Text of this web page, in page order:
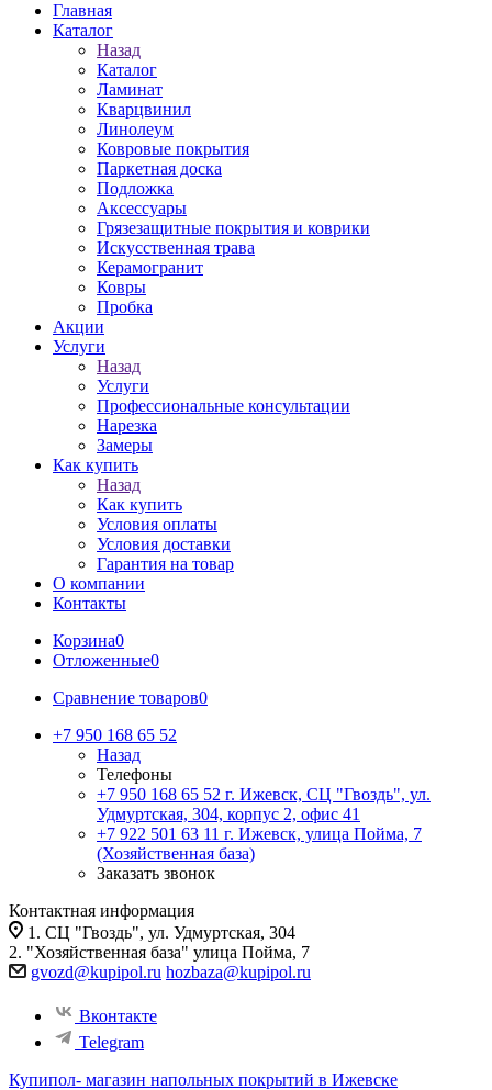
Главная
Каталог
Назад
Каталог
Ламинат
Кварцвинил
Линолеум
Ковровые покрытия
Паркетная доска
Подложка
Аксессуары
Грязезащитные покрытия и коврики
Искусственная трава
Керамогранит
Ковры
Пробка
Акции
Услуги
Назад
Услуги
Профессиональные консультации
Нарезка
Замеры
Как купить
Назад
Как купить
Условия оплаты
Условия доставки
Гарантия на товар
О компании
Контакты
Корзина0
Отложенные0
Сравнение товаров0
+7 950 168 65 52
Назад
Телефоны
+7 950 168 65 52 г. Ижевск, СЦ "Гвоздь", ул.
Удмуртская, 304, корпус 2, офис 41
+7 922 501 63 11 г. Ижевск, улица Пойма, 7
(Хозяйственная база)
Заказать звонок
Контактная информация
1. СЦ "Гвоздь", ул. Удмуртская, 304
2. "Хозяйственная база" улица Пойма, 7
gvozd@kupipol.ru hozbaza@kupipol.ru
Вконтакте
Telegram
Купипол- магазин напольных покрытий в Ижевске